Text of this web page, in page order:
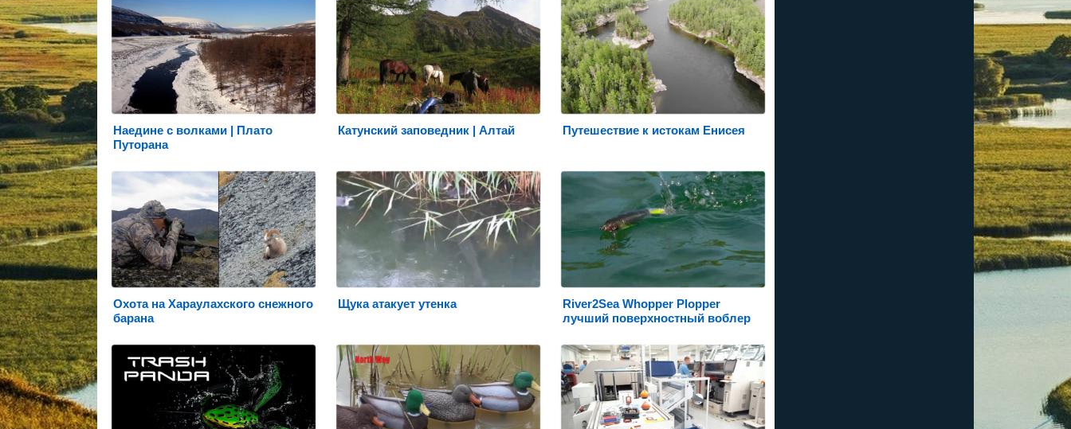
Наедине с волками | Плато
Путорана
Катунский заповедник | Алтай Путешествие к истокам Енисея
Охота на Хараулахского снежного
барана
Щука атакует утенка
River2Sea Whopper Plopper
лучший поверхностный воблер